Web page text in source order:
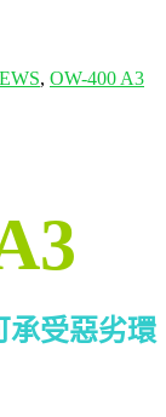
, OW-400 A3
承受惡劣環